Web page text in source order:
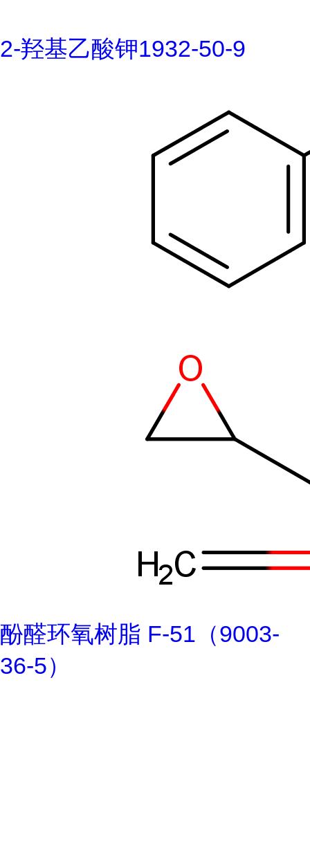
2-羟基乙酸钾1932-50-9
酚醛环氧树脂 F-51（9003-
36-5）